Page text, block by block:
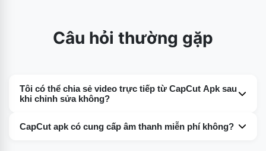
Câu hỏi thường gặp
Tôi có thể chia sẻ video trực tiếp từ CapCut Apk sau
khi chỉnh sửa không?
Có. CapCut Apk luôn hỏi người dùng sau khi họ hoàn tất
chỉnh sửa xem họ có muốn chia sẻ tệp đã chỉnh sửa hay
CapCut apk có cung cấp âm thanh miễn phí không?